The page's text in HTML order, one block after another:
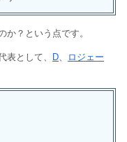
？という点です。
表として、 D、
ロジェー